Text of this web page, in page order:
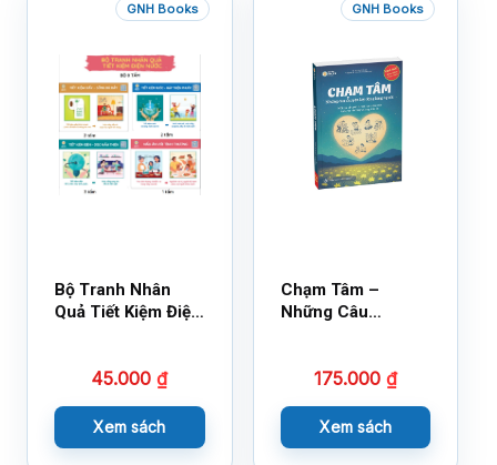
GNH Books
Bộ Tranh Nhân
Quả Tiết Kiệm Điện
45.000₫
Xem sách
GNH Books
Chạm Tâm –
Những Câu
175.000 ₫
Xem sách